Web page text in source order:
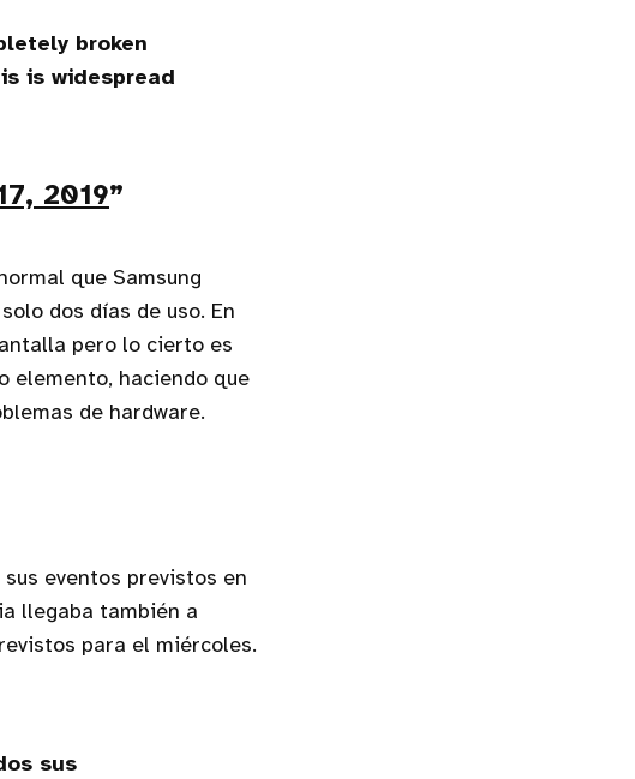
broken
is widespread
2019
que Samsung
dos días de uso. En
pero lo cierto es
elemento, haciendo que
de hardware.
eventos previstos en
llegaba también a
para el miércoles.
sus